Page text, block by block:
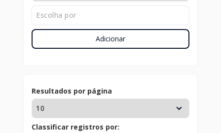
Adicionar
Resultados por página
Classificar registros por: